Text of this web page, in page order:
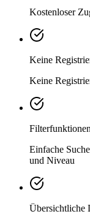
Kostenloser
Keine
Keine
Filterfunktionen
Einfache
und Niveau
Übersichtliche